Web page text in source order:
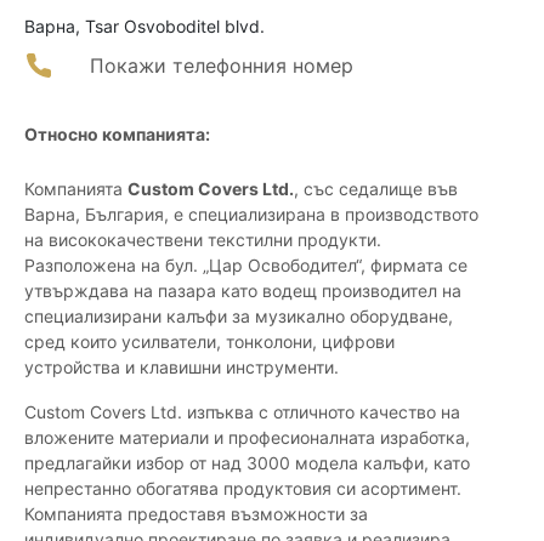
Варна, Tsar Osvoboditel blvd.
Покажи телефонния номер
Относно компанията:
Компанията Custom Covers Ltd., със седалище във
Варна, България, е специализирана в производството
на висококачествени текстилни продукти.
Разположена на бул. „Цар Освободител“, фирмата се
утвърждава на пазара като водещ производител на
специализирани калъфи за музикално оборудване,
сред които усилватели, тонколони, цифрови
устройства и клавишни инструменти.
Custom Covers Ltd. изпъква с отличното качество на
вложените материали и професионалната изработка,
предлагайки избор от над 3000 модела калъфи, като
непрестанно обогатява продуктовия си асортимент.
Компанията предоставя възможности за